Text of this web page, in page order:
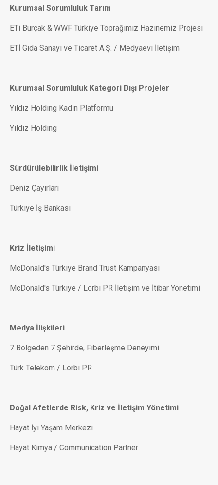
Kurumsal Sorumluluk Tarım
ETi Burçak & WWF Türkiye Toprağımız Hazinemiz Projesi
ETİ Gıda Sanayi ve Ticaret A.Ş. / Medyaevi İletişim
Kurumsal Sorumluluk Kategori Dışı Projeler
Yıldız Holding Kadın Platformu
Yıldız Holding
Sürdürülebilirlik İletişimi
Deniz Çayırları
Türkiye İş Bankası
Kriz İletişimi
McDonald's Türkiye Brand Trust Kampanyası
McDonald's Türkiye / Lorbi PR İletişim ve İtibar Yönetimi
Medya İlişkileri
7 Bölgeden 7 Şehirde, Fiberleşme Deneyimi
Türk Telekom / Lorbi PR
Doğal Afetlerde Risk, Kriz ve İletişim Yönetimi
Hayat İyi Yaşam Merkezi
Hayat Kimya / Communication Partner